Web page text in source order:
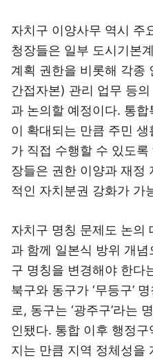
자치구 이양사무 역시 주
청장들은 일부 도시기본
계획 권한을 비롯해 각종
간접자본) 관리 업무 등
과 논의할 예정이다. 통
이 확대되는 만큼 주민
가 직접 수행할 수 있도
장들은 권한 이양과 재정
적인 자치분권 강화가 가
자치구 명칭 문제도 논의
과 함께 일본식 방위 개념
구 명칭을 변경해야 한다
북구와 동구가 ‘무등구’
로, 동구는 ‘광주구’라는
인됐다. 통합 이후 행정구
지는 만큼 지역 정체성을